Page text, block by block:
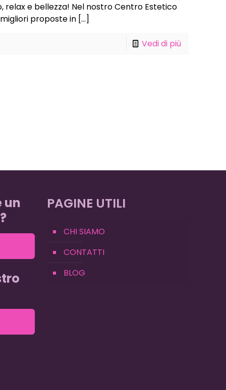
relax e bellezza! Nel nostro Centro Estetico
proposte in[…]
Vedi di più
un
PAGINE UTILI
CHI SIAMO
CONTATTI
BLOG